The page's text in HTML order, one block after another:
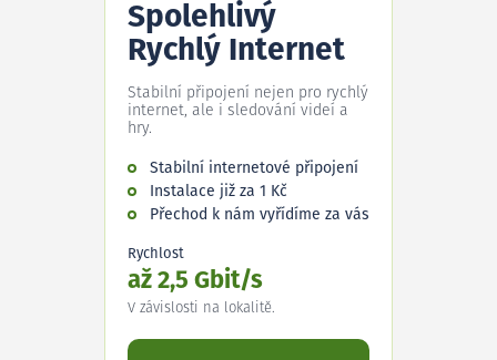
Spolehlivý
Rychlý Internet
Stabilní připojení nejen pro rychlý
internet, ale i sledování videí a
hry.
Stabilní internetové připojení
Instalace již za 1 Kč
Přechod k nám vyřídíme za vás
Rychlost
až 2,5 Gbit/s
V závislosti na lokalitě.